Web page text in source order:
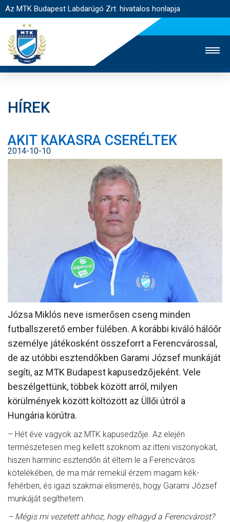
Az MTK Budapest Labdarúgó Zrt. hivatalos honlapja
JEGYÉRTÉKESÍTÉS
WEBSHOP
STADION
EGYESÜLET
KAPCSOLAT
NYITÓLAP
HÍREK
CSAPATOK
MÉRKŐZÉSEK
KLUB
GALÉRIA
SZURKOLÓI ÉLMÉNYEK
AKKREDITÁCIÓ
HÍREK
AKIT KAKASRA CSERÉLTEK
2014-10-10
Józsa Miklós neve ismerősen cseng minden
futballszerető ember fülében. A korábbi kiváló hálóőr
személye játékosként összeforrt a Ferencvárossal,
de az utóbbi esztendőkben Garami József munkáját
segíti, az MTK Budapest kapusedzőjeként. Vele
beszélgettünk, többek között arról, milyen
körülmények között költözött az Üllői útról a
Hungária körútra.
– Hét éve vagyok az MTK kapusedzője. Az elején
természetesen meg kellett szoknom az itteni viszonyokat,
hiszen harminc esztendőn át éltem le a Ferencváros
kötelékében, de ma már remekül érzem magam kék-
fehérben, és igazi szakmai elismerés, hogy Garami József
munkáját segíthetem.
– Mégis mi vezetett ahhoz, hogy elhagyd a Ferencvárost?